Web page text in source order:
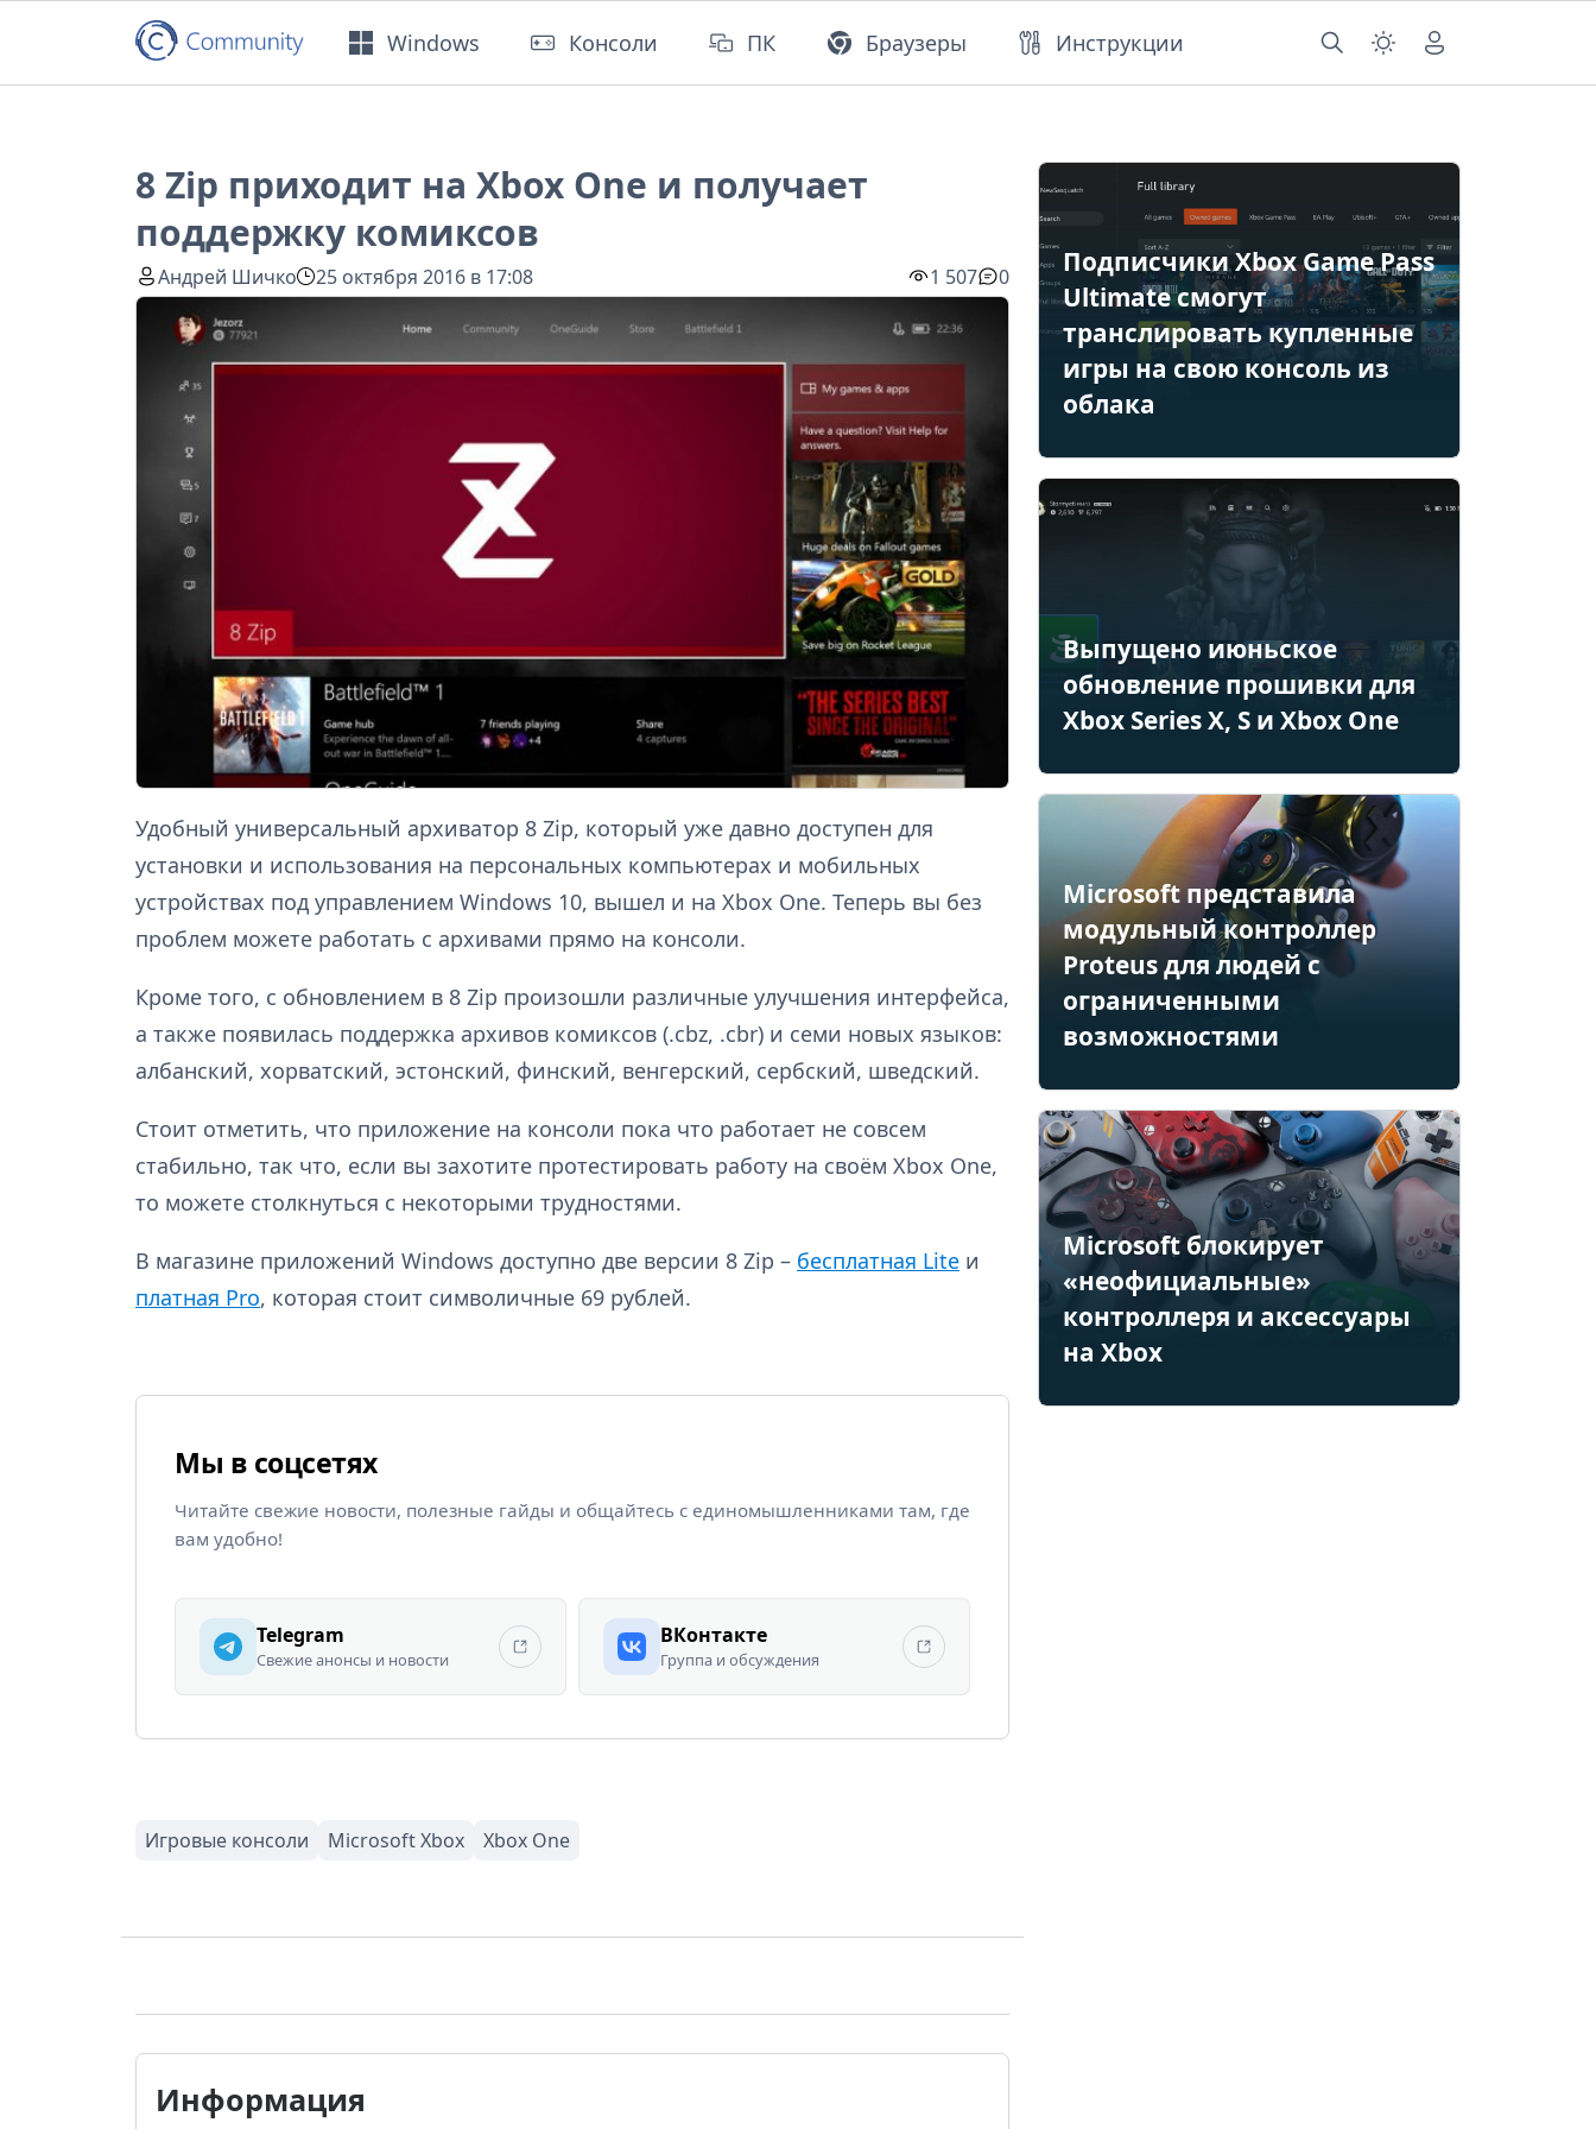
Windows Консоли ПК Браузеры Инструкции
8 Zip приходит на Xbox One и получает
поддержку комиксов
Андрей Шичко 25 октября 2016 в 17:08 1 507 0
Удобный универсальный архиватор 8 Zip, который уже давно доступен для
установки и использования на персональных компьютерах и мобильных
устройствах под управлением Windows 10, вышел и на Xbox One. Теперь вы без
проблем можете работать с архивами прямо на консоли.
Кроме того, с обновлением в 8 Zip произошли различные улучшения интерфейса,
а также появилась поддержка архивов комиксов (.cbz, .cbr) и семи новых языков:
албанский, хорватский, эстонский, финский, венгерский, сербский, шведский.
Стоит отметить, что приложение на консоли пока что работает не совсем
стабильно, так что, если вы захотите протестировать работу на своём Xbox One,
то можете столкнуться с некоторыми трудностями.
В магазине приложений Windows доступно две версии 8 Zip – бесплатная Lite и
платная Pro, которая стоит символичные 69 рублей.
Мы в соцсетях
Читайте свежие новости, полезные гайды и общайтесь с единомышленниками там, где
вам удобно!
Telegram
Свежие анонсы и новости
ВКонтакте
Группа и обсуждения
Информация
Подписчики Xbox Game Pass
Ultimate смогут
транслировать купленные
игры на свою консоль из
облака
Выпущено июньское
обновление прошивки для
Xbox Series X, S и Xbox One
Microsoft представила
модульный контроллер
Proteus для людей с
ограниченными
возможностями
Microsoft блокирует
«неофициальные»
контроллеря и аксессуары
на Xbox